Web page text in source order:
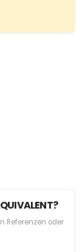
Referenzen oder